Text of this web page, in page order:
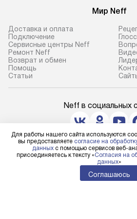
В оговоренный день служба
доставки доставит упакованный
прибор до подъезда. Если
требуется переместить прибор
предварительно уточните это
с менеджером. За данную услугу
взимается дополнительная плата.
Важно учесть, что если габариты
прибора не позволяют пронести
чего через дверной проем,
то сотрудники транспортной
Мир Neff
Доставка и оплата
Подключение
Сервисные центры Neff
Ремонт Neff
Возврат и обмен
Помощь
Статьи
Neff в социальных
Для физических
shop@neff-
Для юридических
Для работы нашего сайта используются
вы предоставляете согласие на
данных с помощью сервисов веб-
присоединяетесь к тексту «Согласия на
данных»
Соглашаюсь